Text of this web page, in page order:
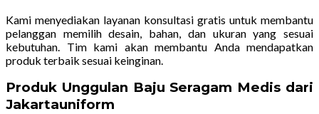
Kami menyediakan layanan konsultasi gratis untuk membantu
pelanggan memilih desain, bahan, dan ukuran yang sesuai
kebutuhan. Tim kami akan membantu Anda mendapatkan
produk terbaik sesuai keinginan.
Produk Unggulan Baju Seragam Medis dari
Jakartauniform